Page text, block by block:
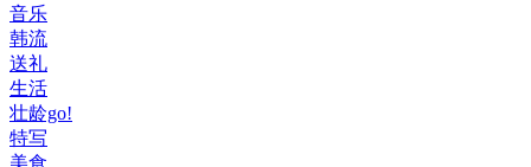
音乐
韩流
送礼
生活
壮龄go!
特写
美食